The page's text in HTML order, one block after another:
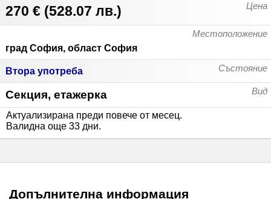
Цена
270 € (528.07 лв.)
Местоположение
град София, област София
Състояние
Втора употреба
Вид
Секция, етажерка
Актуализирана преди повече от месец.
Валидна още 33 дни.
Допълнителна информация